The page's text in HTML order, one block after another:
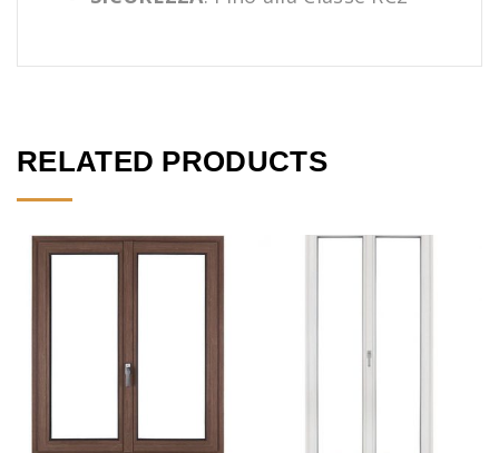
RELATED PRODUCTS